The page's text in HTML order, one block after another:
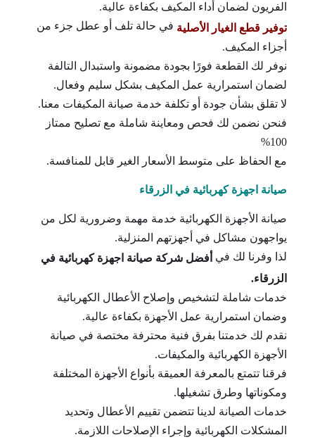
الفريون لضمان أداء المكيف بكفاءة عالية.
توفير قطع الغيار الأصلية في حالة تلف أو عطل جزء من
أجزاء المكيف.
نوفر لك القطعة فورًا بجودة مضمونة واستبدال التالفة
لضمان استمرارية عمل المكيف بشكل سليم وفعال.
لا تقلق بشأن جودة أو تكلفة خدمة صيانة المكيفات معنا.
فنحن نضمن لك فحص ومعاينة شاملة مع تصليح ممتاز
100%
مع الحفاظ على متوسط الأسعار الغير قابل للمنافسة.
صيانة اجهزة كهربائية في الزرقاء
صيانة الأجهزة الكهربائية خدمة مهمة وضرورية لكل من
يواجهون مشاكل في أجهزتهم المنزلية.
لذا وفرنا لك في أفضل شركة صيانة اجهزة كهربائية في
الزرقاء.
خدمات شاملة لتشخيص وإصلاح الأعطال الكهربائية
وضمان استمرارية عمل الأجهزة بكفاءة عالية.
نقدم لك خدمتنا بفرق فنية محترفة مختصة في صيانة
الأجهزة الكهربائية والمكيفات.
فرقنا تتمتع بالمعرفة العميقة بأنواع الأجهزة المختلفة
ومكوناتها وطرق تشغيلها.
خدمات الصيانة لدينا تتضمن تقييم الأعطال وتحديد
المشكلات الكهربائية وإجراء الإصلاحات اللازمة.